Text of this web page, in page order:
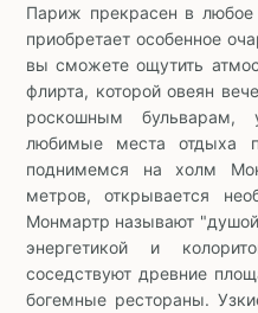
Париж прекрасен в
приобретает особенное
вы сможете ощутить
флирта, которой овеян
роскошным
любимые места отдыха
поднимемся на холм
метров, открывается
Монмартр называют
энергетикой и
соседствуют древние
богемные рестораны.